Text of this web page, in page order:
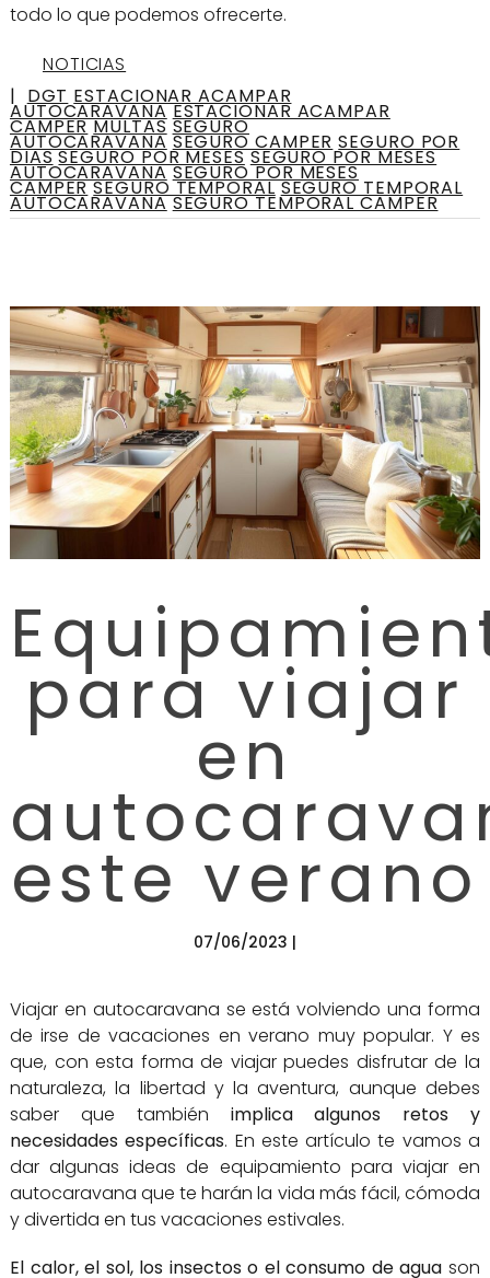
todo lo que podemos ofrecerte.
NOTICIAS
| DGT ESTACIONAR ACAMPAR
AUTOCARAVANA ESTACIONAR ACAMPAR
CAMPER MULTAS SEGURO
AUTOCARAVANA SEGURO CAMPER SEGURO POR
DIAS SEGURO POR MESES SEGURO POR MESES
AUTOCARAVANA SEGURO POR MESES
CAMPER SEGURO TEMPORAL SEGURO TEMPORAL
AUTOCARAVANA SEGURO TEMPORAL CAMPER
para viajar
en
este verano
07/06/2023 |
Viajar en autocaravana se está volviendo una forma
de irse de vacaciones en verano muy popular. Y es
que, con esta forma de viajar puedes disfrutar de la
naturaleza, la libertad y la aventura, aunque debes
saber que también implica algunos retos y
necesidades específicas. En este artículo te vamos a
dar algunas ideas de equipamiento para viajar en
autocaravana que te harán la vida más fácil, cómoda
y divertida en tus vacaciones estivales.
El calor, el sol, los insectos o el consumo de agua son